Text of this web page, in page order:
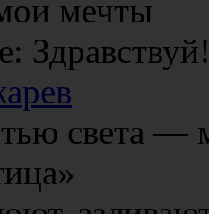
мечты
света —